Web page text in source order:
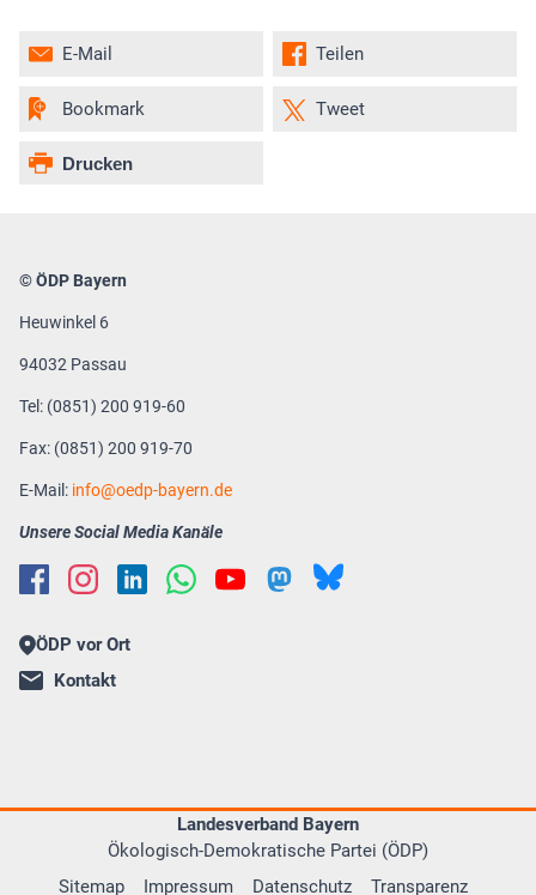
Teilen
Tweet
E-Mail
Bookmark
Drucken
© ÖDP Bayern
Heuwinkel 6
94032 Passau
Tel: (0851) 200 919-60
Fax: (0851) 200 919-70
E-Mail: info oedp-bayern.de
Unsere Social Media Kanäle
ÖDP vor Ort
Kontakt
Landesverband Bayern
Ökologisch-Demokratische Partei (ÖDP)
Sitemap
Impressum Datenschutz Transparenz